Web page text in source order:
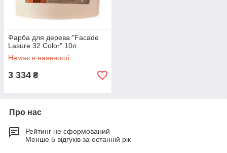
Фарба для дерева "Facade
Lasure 32 Color" 10л
Немає в наявності
3 334 ₴
Про нас
Рейтинг не сформований
Менше 5 відгуків за останній рік